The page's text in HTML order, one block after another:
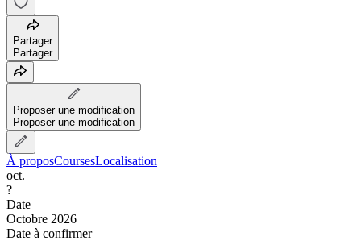
Partager
Partager
Proposer une modification
Proposer une modification
À proposCoursesLocalisation
oct.
?
Date
Octobre 2026
Date à confirmer